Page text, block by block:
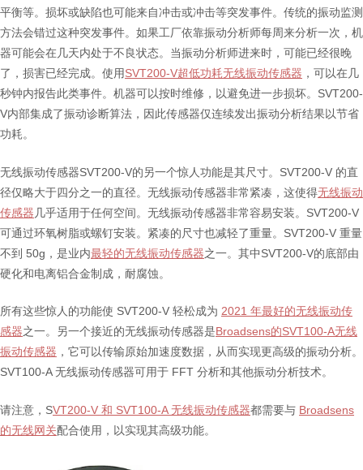
平衡等。损坏或缺陷也可能来自冲击或冲击等突发事件。传统的振动监测
方法会错过这种突发事件。如果工厂依靠振动分析师每周来分析一次，机
器可能会在几天内处于不良状态。当振动分析师进来时，可能已经很晚
了，损害已经完成。使用SVT200-V超低功耗无线振动传感器 ，可以在几
秒钟内报告此类事件。机器可以按时维修，以避免进一步损坏。SVT200-
V内部集成了振动诊断算法，因此传感器仅连续发出振动分析结果以节省
功耗。
无线振动传感器SVT200-V的另一个惊人功能是其尺寸。SVT200-V 的直
径仅略大于四分之一的直径。无线振动传感器非常紧凑，这使得无线振动
传感器 几乎适用于任何空间。无线振动传感器非常容易安装。SVT200-V
可通过环氧树脂或螺钉安装。紧凑的尺寸也减轻了重量。SVT200-V 重量
不到 50g，是业内最轻的无线振动传感器之一。其中SVT200-V的底部由
硬化和电离铝合金制成，耐腐蚀。
所有这些惊人的功能使 SVT200-V 轻松成为 2021 年最好的无线振动传
感器之一。另一个接近的无线振动传感器是Broadsens的SVT100-A无线
振动传感器 ，它可以传输原始加速度数据，从而实现更高级的振动分析。
SVT100-A 无线振动传感器可用于 FFT 分析和其他振动分析技术。
请注意，SVT200-V 和 SVT100-A 无线振动传感器都需要与 Broadsens
的无线网关配合使用，以实现其高级功能。